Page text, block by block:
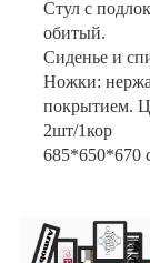
Стул с
обитый.
Сиденье и
Ножки:
покрытием.
2шт/1кор
685*650*670